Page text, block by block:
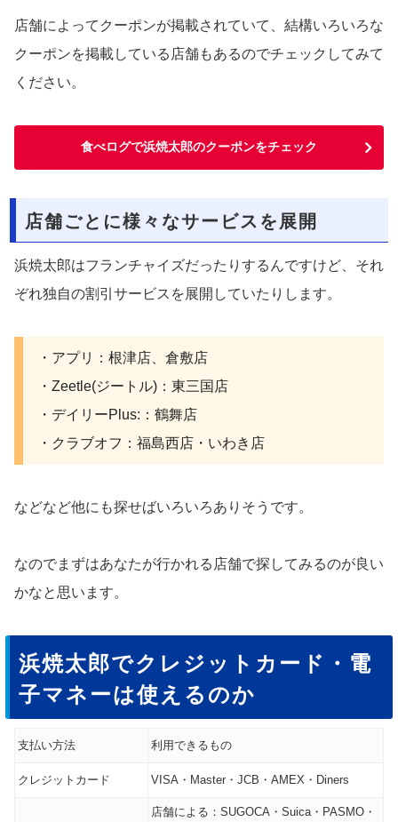
店舗によってクーポンが掲載されていて、結構いろいろな
クーポンを掲載している店舗もあるのでチェックしてみて
ください。
食べログで浜焼太郎のクーポンをチェック
店舗ごとに様々なサービスを展開
浜焼太郎はフランチャイズだったりするんですけど、それ
ぞれ独自の割引サービスを展開していたりします。
・アプリ：根津店、倉敷店
・Zeetle(ジートル)：東三国店
・デイリーPlus:：鶴舞店
・クラブオフ：福島西店・いわき店
などなど他にも探せばいろいろありそうです。
なのでまずはあなたが行かれる店舗で探してみるのが良い
かなと思います。
浜焼太郎でクレジットカード・電
子マネーは使えるのか
支払い方法 利用できるもの
クレジットカード VISA・Master・JCB・AMEX・Diners
店舗による：SUGOCA・Suica・PASMO・